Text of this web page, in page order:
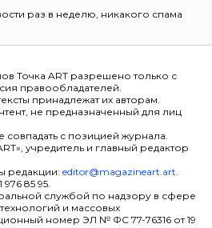
раз в неделю, никакого спама
Точка ART разрешено только с
правообладателей.
принадлежат их авторам.
не предназначенный для лиц
с позицией журнала.
учредитель и главный редактор
редакции: editor@magazineart.art.
85 95.
службой по надзору в сфере
и массовых
номер ЭЛ № ФС 77-76316 от 19